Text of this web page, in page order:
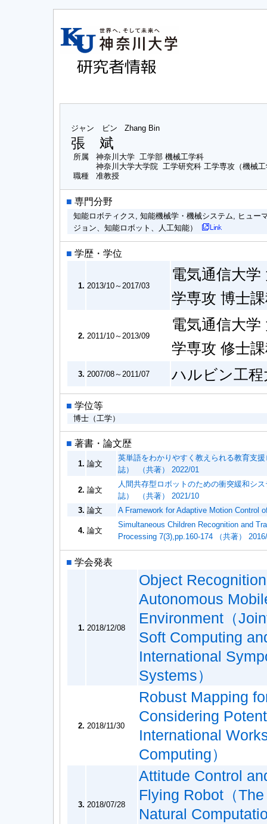
ジャン ビン Zhang Bin
張 斌
所属
神奈川大学 工学部 機械工学科
神奈川大学大学院 工学研究科 工学専攻（機械
職種
准教授
■ 専門分野
知能ロボティクス, 知能機械学・機械システム, ヒュ
ジョン、知能ロボット、人工知能）
■ 学歴・学位
1. 2013/10～2017/03
電気通信大学
学専攻 博士
2. 2011/10～2013/09
電気通信大学
学専攻 修士
3. 2007/08～2011/07 ハルビン工程
■ 学位等
博士（工学）
■ 著書・論文歴
1. 論文
英単語をわかりやすく教えられる教育支
誌） （共著） 2022/01
2. 論文
人間共存型ロボットのための衝突緩和シ
誌） （共著） 2021/10
3. 論文 A Framework for Adaptive Motion Control
4. 論文
Simultaneous Children Recognition and
Processing 7(3),pp.160-174 （共著）
■ 学会発表
1. 2018/12/08
Object
Autonomous
Environment（
Soft Computing
International
Systems）
2. 2018/11/30
Robust Mapping
Considering
International
Computing）
3. 2018/07/28
Attitude Control
Flying Robot（
Natural